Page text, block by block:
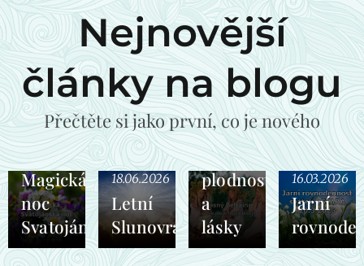
Nejnovější
články na blogu
Přečtěte si jako první, co je nového
18.06.2026
Magická
noc
Svatojánská
18.06.2026
Letní
Slunovrat
30.04.2026
Beltaine
svátek
plodnosti
a
lásky
16.03.2026
Jarní